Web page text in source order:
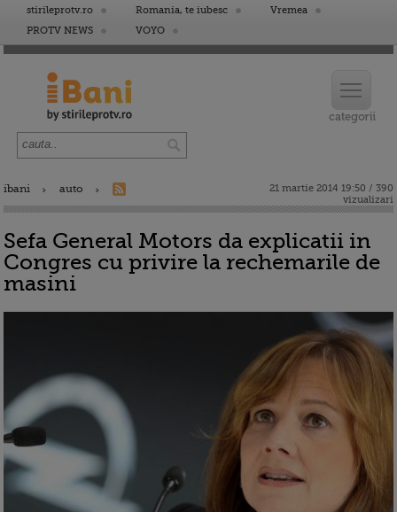
stirileprotv.ro Romania, te iubesc
Vremea
PROTV NEWS
VOYO
ibani auto
21 martie 2014 19:50 / 390
vizualizari
Sefa General Motors da explicatii in
Congres cu privire la rechemarile de
masini